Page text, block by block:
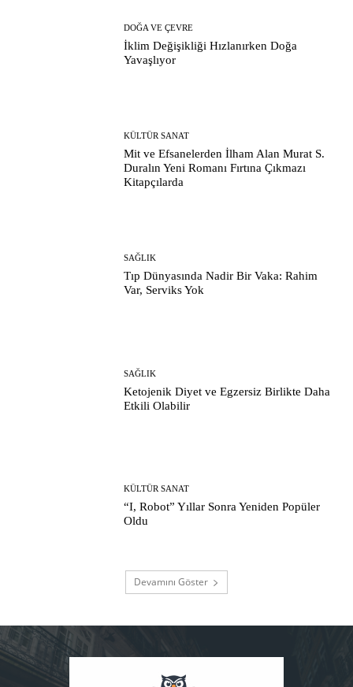
DOĞA VE ÇEVRE
İklim Değişikliği Hızlanırken Doğa
Yavaşlıyor
KÜLTÜR SANAT
Mit ve Efsanelerden İlham Alan Murat S.
Duralın Yeni Romanı Fırtına Çıkmazı
Kitapçılarda
SAĞLIK
Tıp Dünyasında Nadir Bir Vaka: Rahim
Var, Serviks Yok
SAĞLIK
Ketojenik Diyet ve Egzersiz Birlikte Daha
Etkili Olabilir
KÜLTÜR SANAT
“I, Robot” Yıllar Sonra Yeniden Popüler
Oldu
Devamını Göster